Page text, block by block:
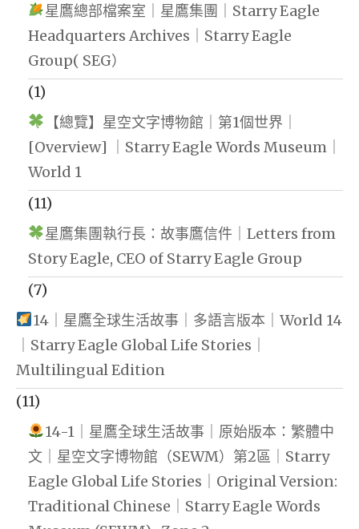
星鷹總部檔案室｜星鷹集團｜Starry Eagle
Headquarters Archives｜Starry Eagle
Group( SEG）
(1)
【總覽】星空文字博物館｜第1個世界｜
[Overview] ｜Starry Eagle Words Museum｜
World 1
(11)
星鷹集團執行長：故事鷹信件｜Letters from
Story Eagle, CEO of Starry Eagle Group
(7)
14｜星鷹全球生活故事｜多語言版本｜World 14
｜Starry Eagle Global Life Stories｜
Multilingual Edition
(11)
14-1｜星鷹全球生活故事｜原始版本：繁體中
文｜星空文字博物館（SEWM）第2區｜Starry
Eagle Global Life Stories｜Original Version:
Traditional Chinese｜Starry Eagle Words